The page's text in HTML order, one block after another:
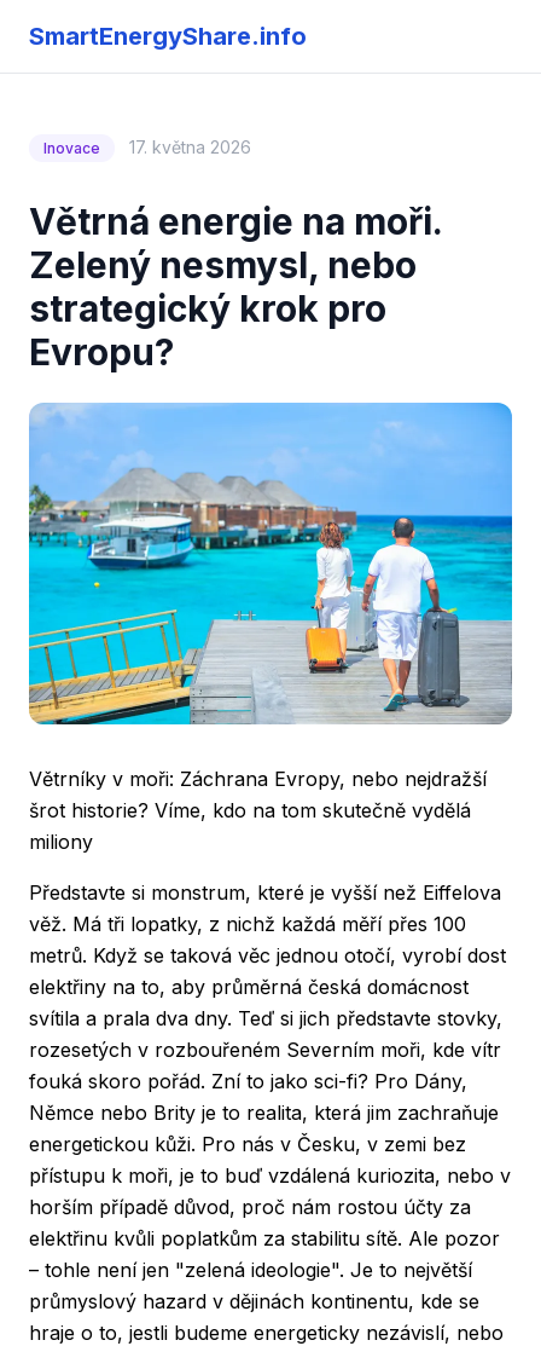
SmartEnergyShare.info
Inovace 17. května 2026
Větrná energie na moři.
Zelený nesmysl, nebo
strategický krok pro
Evropu?
Větrníky v moři: Záchrana Evropy, nebo nejdražší
šrot historie? Víme, kdo na tom skutečně vydělá
miliony
Představte si monstrum, které je vyšší než Eiffelova
věž. Má tři lopatky, z nichž každá měří přes 100
metrů. Když se taková věc jednou otočí, vyrobí dost
elektřiny na to, aby průměrná česká domácnost
svítila a prala dva dny. Teď si jich představte stovky,
rozesetých v rozbouřeném Severním moři, kde vítr
fouká skoro pořád. Zní to jako sci-fi? Pro Dány,
Němce nebo Brity je to realita, která jim zachraňuje
energetickou kůži. Pro nás v Česku, v zemi bez
přístupu k moři, je to buď vzdálená kuriozita, nebo v
horším případě důvod, proč nám rostou účty za
elektřinu kvůli poplatkům za stabilitu sítě. Ale pozor
– tohle není jen "zelená ideologie". Je to největší
průmyslový hazard v dějinách kontinentu, kde se
hraje o to, jestli budeme energeticky nezávislí, nebo